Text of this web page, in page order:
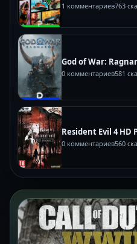
1 комментариев763
God of War:
0 комментариев581
Resident Evil 4 HD
0 комментариев560